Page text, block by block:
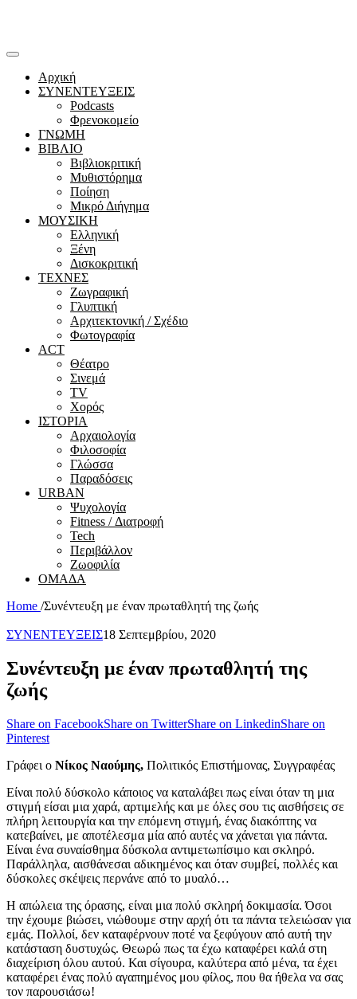
Αρχική
ΣΥΝΕΝΤΕΥΞΕΙΣ
Podcasts
Φρενοκομείο
ΓΝΩΜΗ
ΒΙΒΛΙΟ
Βιβλιοκριτική
Μυθιστόρημα
Ποίηση
Μικρό Διήγημα
ΜΟΥΣΙΚΗ
Ελληνική
Ξένη
Δισκοκριτική
ΤΕΧΝΕΣ
Ζωγραφική
Γλυπτική
Αρχιτεκτονική / Σχέδιο
Φωτογραφία
ACT
Θέατρο
Σινεμά
ΤV
Χορός
ΙΣΤΟΡΙΑ
Αρχαιολογία
Φιλοσοφία
Γλώσσα
Παραδόσεις
URBAN
Ψυχολογία
Fitness / Διατροφή
Tech
Περιβάλλον
Ζωοφιλία
ΟΜΑΔΑ
Home /Συνέντευξη με έναν πρωταθλητή της ζωής
ΣΥΝΕΝΤΕΥΞΕΙΣ18 Σεπτεμβρίου, 2020
Συνέντευξη με έναν πρωταθλητή της
ζωής
Share on FacebookShare on TwitterShare on LinkedinShare on
Pinterest
Γράφει ο Νίκος Ναούμης, Πολιτικός Επιστήμονας, Συγγραφέας
Είναι πολύ δύσκολο κάποιος να καταλάβει πως είναι όταν τη μια
στιγμή είσαι μια χαρά, αρτιμελής και με όλες σου τις αισθήσεις σε
πλήρη λειτουργία και την επόμενη στιγμή, ένας διακόπτης να
κατεβαίνει, με αποτέλεσμα μία από αυτές να χάνεται για πάντα.
Είναι ένα συναίσθημα δύσκολα αντιμετωπίσιμο και σκληρό.
Παράλληλα, αισθάνεσαι αδικημένος και όταν συμβεί, πολλές και
δύσκολες σκέψεις περνάνε από το μυαλό…
Η απώλεια της όρασης, είναι μια πολύ σκληρή δοκιμασία. Όσοι
την έχουμε βιώσει, νιώθουμε στην αρχή ότι τα πάντα τελειώσαν για
εμάς. Πολλοί, δεν καταφέρνουν ποτέ να ξεφύγουν από αυτή την
κατάσταση δυστυχώς. Θεωρώ πως τα έχω καταφέρει καλά στη
διαχείριση όλου αυτού. Και σίγουρα, καλύτερα από μένα, τα έχει
καταφέρει ένας πολύ αγαπημένος μου φίλος, που θα ήθελα να σας
τον παρουσιάσω!